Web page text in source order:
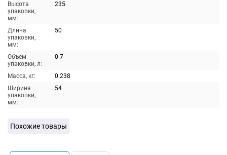
Высота
упаковки,
мм:
235
Длина
упаковки,
мм:
50
Объем
упаковки, л:
0.7
Масса, кг:
0.238
Ширина
упаковки,
мм:
54
Похожие товары